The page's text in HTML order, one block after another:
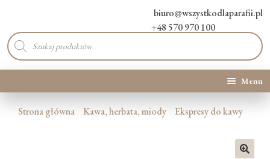
biuro@wszystkodlaparafii.pl
+48 570 970 100
Wyszukiwarka
produktów
Menu
Kategorie produktów
Strona główna Kawa, herbata, miody Ekspresy do kawy